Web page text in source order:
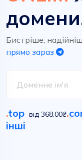
Бистріше,
прямо зараз
.top від 368.00₴.
інші